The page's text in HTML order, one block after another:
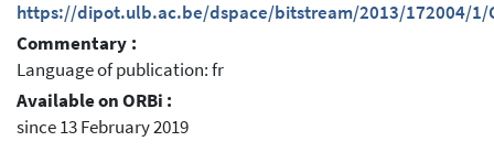
https://dipot.ulb.ac.be/dspace/bitstream/2013/172004/1/
Commentary :
Language of publication: fr
Available on ORBi :
since 13 February 2019